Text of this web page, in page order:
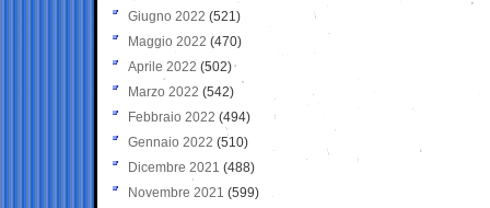
Giugno 2022 (521)
Maggio 2022 (470)
Aprile 2022 (502)
Marzo 2022 (542)
Febbraio 2022 (494)
Gennaio 2022 (510)
Dicembre 2021 (488)
Novembre 2021 (599)